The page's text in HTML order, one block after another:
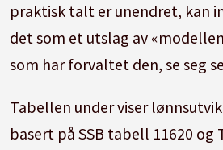
praktisk talt er unendret, kan
det som et utslag av
som har forvaltet den, se seg
Tabellen under viser
basert på SSB tabell 11620 og